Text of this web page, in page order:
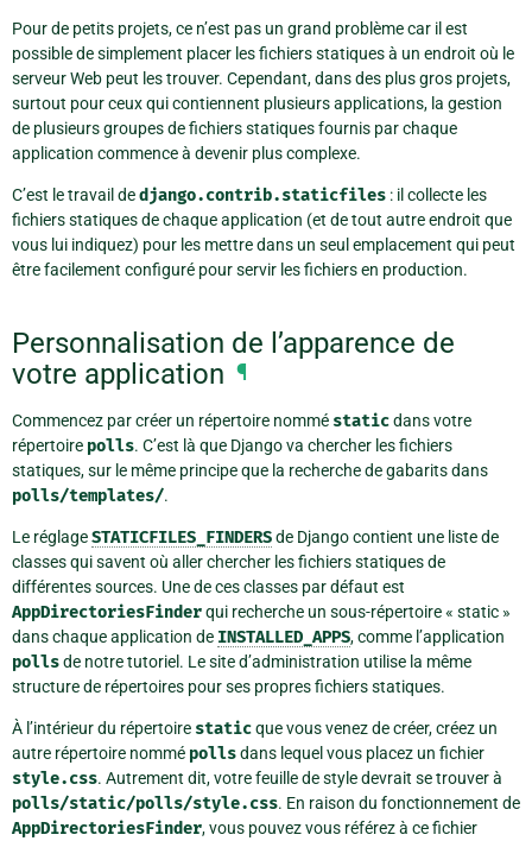
Pour de petits projets, ce n’est pas un grand problème car il est
possible de simplement placer les fichiers statiques à un endroit où le
serveur Web peut les trouver. Cependant, dans des plus gros projets,
surtout pour ceux qui contiennent plusieurs applications, la gestion
de plusieurs groupes de fichiers statiques fournis par chaque
application commence à devenir plus complexe.
C’est le travail dedjango.contrib.staticfiles : il collecte les
fichiers statiques de chaque application (et de tout autre endroit que
vous lui indiquez) pour les mettre dans un seul emplacement qui peut
être facilement configuré pour servir les fichiers en production.
Personnalisation de l’apparence de
votre application ¶
Commencez par créer un répertoire nommé staticdans votre
répertoire polls. C’est là que Django va chercher les fichiers
statiques, sur le même principe que la recherche de gabarits dans
polls/templates/.
Le réglageSTATICFILES_FINDERSde Django contient une liste de
classes qui savent où aller chercher les fichiers statiques de
différentes sources. Une de ces classes par défaut est
AppDirectoriesFinderqui recherche un sous-répertoire « static »
dans chaque application de INSTALLED_APPS, comme l’application
pollsde notre tutoriel. Le site d’administration utilise la même
structure de répertoires pour ses propres fichiers statiques.
À l’intérieur du répertoire staticque vous venez de créer, créez un
autre répertoire nommé pollsdans lequel vous placez un fichier
style.css. Autrement dit, votre feuille de style devrait se trouver à
polls/static/polls/style.css. En raison du fonctionnement de
AppDirectoriesFinder, vous pouvez vous référez à ce fichier